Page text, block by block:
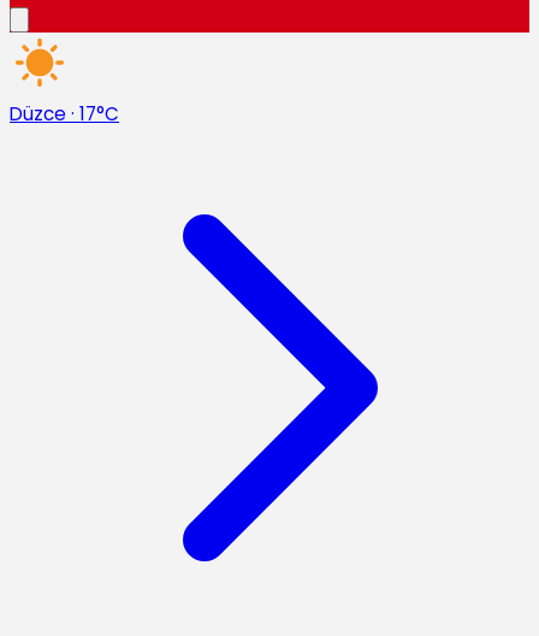
Düzce · 17°C